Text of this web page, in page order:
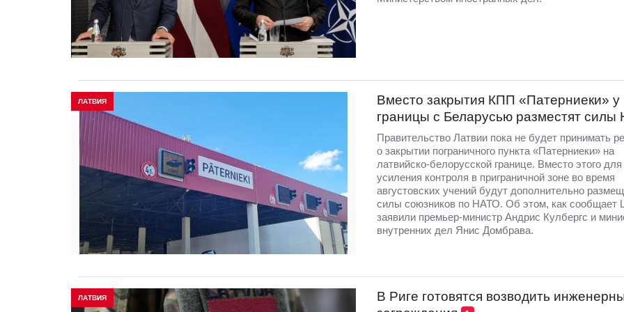
ЛАТВИЯ
Вместо закрытия КПП «Патерниеки» у
границы с Беларусью разместят
Правительство Латвии пока не будет принимать
о закрытии пограничного пункта «Патерниеки» на
латвийско-белорусской границе. Вместо этого для
усиления контроля в приграничной зоне во время
августовских учений будут дополнительно
силы союзников по НАТО. Об этом, как сообщает
заявили премьер-министр Андрис Кулбергс и
внутренних дел Янис Домбрава.
ЛАТВИЯ
В Риге готовятся возводить